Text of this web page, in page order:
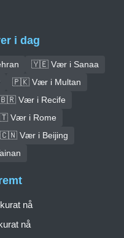
i dag
🇾🇪 Vær i Sanaa
🇵🇰 Vær i Multan
Vær i Recife
Vær i Rome
🇨🇳 Vær i Beijing
nå
nå